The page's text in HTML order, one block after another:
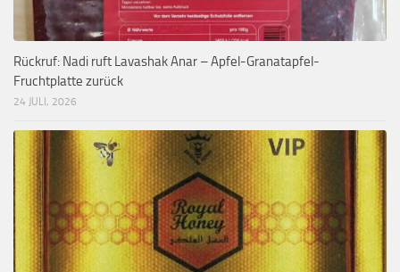
Rückruf: Nadi ruft Lavashak Anar – Apfel-Granatapfel-
Fruchtplatte zurück
24 JULI, 2026